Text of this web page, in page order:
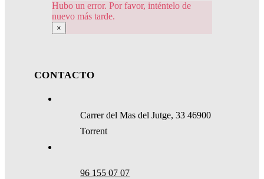
Hubo un error. Por favor, inténtelo de
nuevo más tarde.
×
CONTACTO
Carrer del Mas del Jutge, 33 46900
Torrent
96 155 07 07